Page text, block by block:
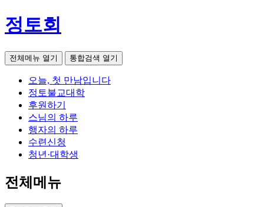
정토회
전체메뉴 열기 통합검색 열기
오늘, 첫 만남입니다
정토불교대학
후원하기
스님의 하루
행자의 하루
수련신청
청년·대학생
전체메뉴